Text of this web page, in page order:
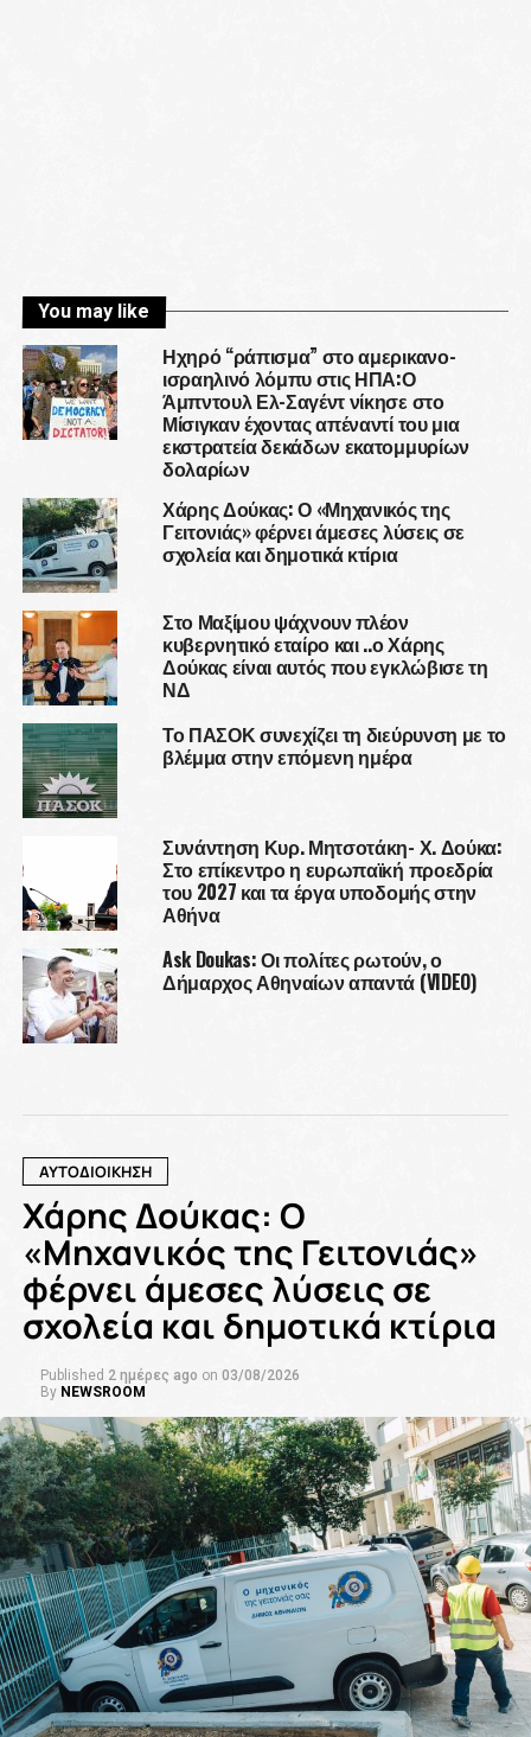
You may like
Ηχηρό “ράπισμα” στο αμερικανο-
ισραηλινό λόμπυ στις ΗΠΑ:Ο
Άμπντουλ Ελ-Σαγέντ νίκησε στο
Μίσιγκαν έχοντας απέναντί του μια
εκστρατεία δεκάδων εκατομμυρίων
δολαρίων
Χάρης Δούκας: Ο «Μηχανικός της
Γειτονιάς» φέρνει άμεσες λύσεις σε
σχολεία και δημοτικά κτίρια
Στο Μαξίμου ψάχνουν πλέον
κυβερνητικό εταίρο και ..ο Χάρης
Δούκας είναι αυτός που εγκλώβισε τη
ΝΔ
Το ΠΑΣΟΚ συνεχίζει τη διεύρυνση με το
βλέμμα στην επόμενη ημέρα
Συνάντηση Κυρ. Μητσοτάκη- Χ. Δούκα:
Στο επίκεντρο η ευρωπαϊκή προεδρία
του 2027 και τα έργα υποδομής στην
Αθήνα
Ask Doukas: Οι πολίτες ρωτούν, ο
Δήμαρχος Αθηναίων απαντά (VIDEO)
ΑΥΤΟΔΙΟΙΚΗΣΗ
Χάρης Δούκας: Ο
«Μηχανικός της Γειτονιάς»
φέρνει άμεσες λύσεις σε
σχολεία και δημοτικά κτίρια
Published 2 ημέρες ago on 03/08/2026
By NEWSROOM